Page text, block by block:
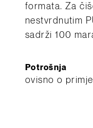
formata. Za
nestvrdnutim
sadrži 100
Potrošnja
ovisno o